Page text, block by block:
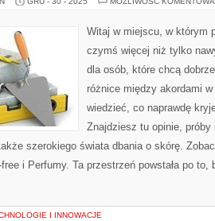
Witaj w miejscu, w którym
czymś więcej niż tylko
dla osób, które chcą
różnice między akordami
wiedzieć, co naprawdę
Znajdziesz tu opinie,
szerokiego świata dbania o skórę.
i Perfumy. Ta przestrzeń powstała po to,
I INNOWACJE